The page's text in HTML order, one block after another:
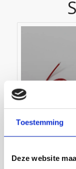
Toestemming
Deze website
Meetbereik:
Instelbare